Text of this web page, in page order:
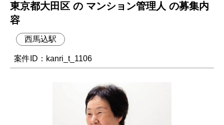
東京都大田区 の マンション管理人 の募集内
容
西馬込駅
案件ID：kanri_t_1106